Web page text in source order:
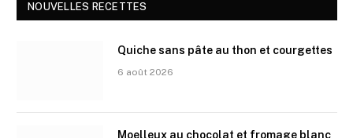
NOUVELLES RECETTES
Quiche sans pâte au thon et courgettes
6 août 2026
Moelleux au chocolat et fromage blanc